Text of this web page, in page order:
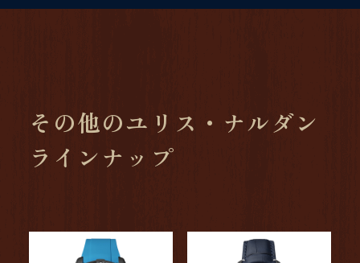
その他のユリス・ナルダン
ラインナップ